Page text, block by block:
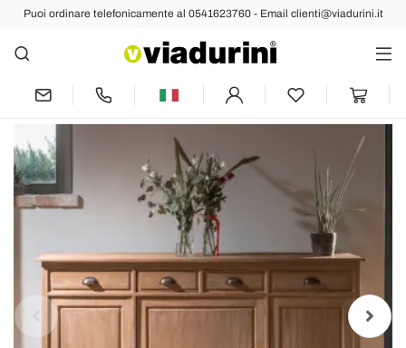
Puoi ordinare telefonicamente al 0541623760 - Email clienti@viadurini.it
Indietro Prec Succ
Credenza in Teak Massello con 3 Ante e
4 Cassetti - Judo